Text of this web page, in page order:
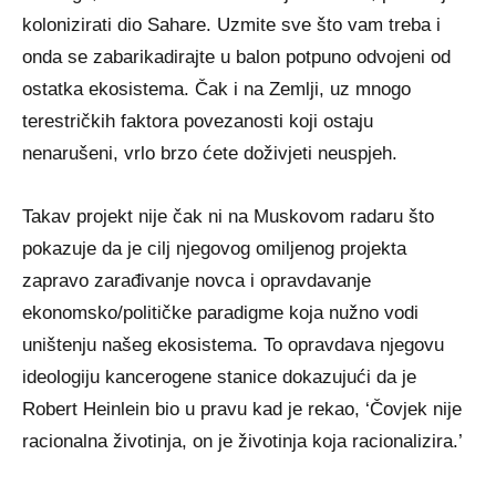
kolonizirati dio Sahare. Uzmite sve što vam treba i
onda se zabarikadirajte u balon potpuno odvojeni od
ostatka ekosistema. Čak i na Zemlji, uz mnogo
terestričkih faktora povezanosti koji ostaju
nenarušeni, vrlo brzo ćete doživjeti neuspjeh.
Takav projekt nije čak ni na Muskovom radaru što
pokazuje da je cilj njegovog omiljenog projekta
zapravo zarađivanje novca i opravdavanje
ekonomsko/političke paradigme koja nužno vodi
uništenju našeg ekosistema. To opravdava njegovu
ideologiju kancerogene stanice dokazujući da je
Robert Heinlein bio u pravu kad je rekao, ‘Čovjek nije
racionalna životinja, on je životinja koja racionalizira.’